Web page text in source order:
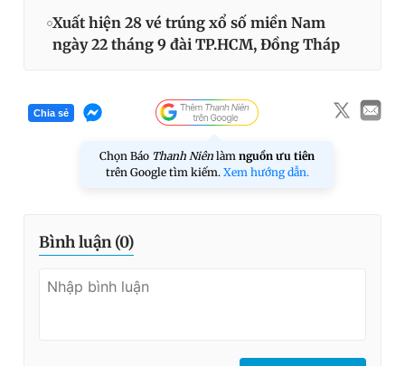
Xuất hiện 28 vé trúng xổ số miền Nam
ngày 22 tháng 9 đài TP.HCM, Đồng Tháp
Chia sẻ
Chọn Báo Thanh Niên làm nguồn ưu tiên
trên Google tìm kiếm. Xem hướng dẫn.
Bình luận (0)